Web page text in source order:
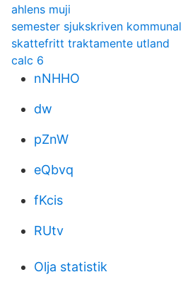
ahlens muji
semester sjukskriven kommunal
skattefritt traktamente utland
calc 6
nNHHO
dw
pZnW
eQbvq
fKcis
RUtv
Olja statistik